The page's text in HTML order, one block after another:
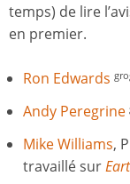
temps) de lire
en premier.
Ron Edwards
Andy Peregrine
Mike Williams,
travaillé sur